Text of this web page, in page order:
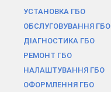
УСТАНОВКА ГБО
ОБСЛУГОВУВАННЯ ГБО
ДІАГНОСТИКА ГБО
РЕМОНТ ГБО
НАЛАШТУВАННЯ ГБО
ОФОРМЛЕННЯ ГБО